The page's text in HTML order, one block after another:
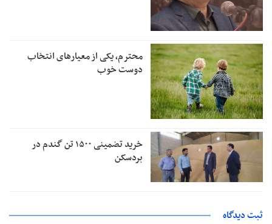
محترم، یکی از معیارهای انتخاب
دوست خوب
خرید تضمینی ۱۵۰۰ تن گندم در
بردسکن
ثبت دیدگاه